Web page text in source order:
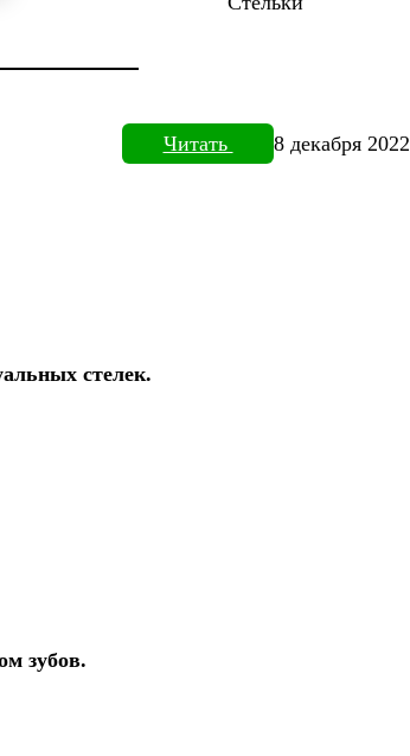
Читать 8 декабря 2022
стелек.
зубов.